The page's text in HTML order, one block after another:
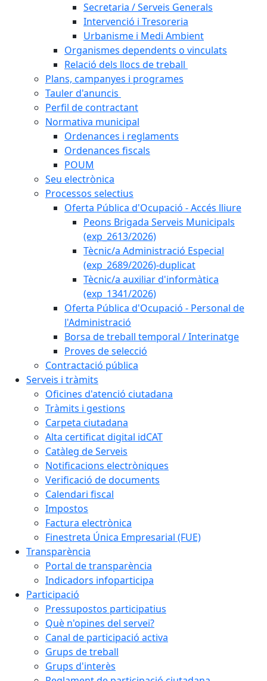
Secretaria / Serveis Generals
Intervenció i Tresoreria
Urbanisme i Medi Ambient
Organismes dependents o vinculats
Relació dels llocs de treball
Plans, campanyes i programes
Tauler d'anuncis
Perfil de contractant
Normativa municipal
Ordenances i reglaments
Ordenances fiscals
POUM
Seu electrònica
Processos selectius
Oferta Pública d'Ocupació - Accés lliure
Peons Brigada Serveis Municipals
(exp_2613/2026)
Tècnic/a Administració Especial
(exp_2689/2026)-duplicat
Tècnic/a auxiliar d'informàtica
(exp_1341/2026)
Oferta Pública d'Ocupació - Personal de
l'Administració
Borsa de treball temporal / Interinatge
Proves de selecció
Contractació pública
Serveis i tràmits
Oficines d'atenció ciutadana
Tràmits i gestions
Carpeta ciutadana
Alta certificat digital idCAT
Catàleg de Serveis
Notificacions electròniques
Verificació de documents
Calendari fiscal
Impostos
Factura electrònica
Finestreta Única Empresarial (FUE)
Transparència
Portal de transparència
Indicadors infoparticipa
Participació
Pressupostos participatius
Què n'opines del servei?
Canal de participació activa
Grups de treball
Grups d'interès